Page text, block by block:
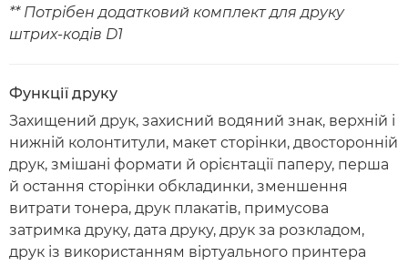
** Потрібен додатковий комплект для друку
штрих-кодів D1
Функції друку
Захищений друк, захисний водяний знак, верхній і
нижній колонтитули, макет сторінки, двосторонній
друк, змішані формати й орієнтації паперу, перша
й остання сторінки обкладинки, зменшення
витрати тонера, друк плакатів, примусова
затримка друку, дата друку, друк за розкладом,
друк із використанням віртуального принтера